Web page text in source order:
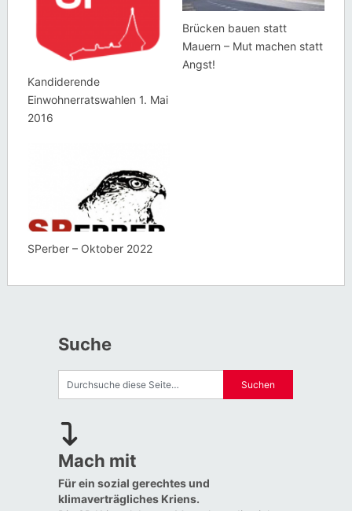
Kandiderende
Einwohnerratswahlen 1. Mai
2016
Brücken bauen statt
Mauern – Mut machen statt
Angst!
SPerber – Oktober 2022
Suche
Mach mit
Für ein sozial gerechtes und
klimaverträgliches Kriens.